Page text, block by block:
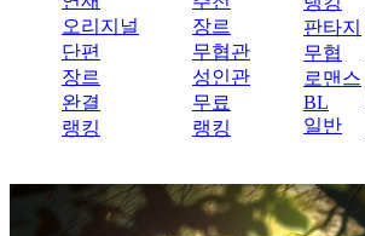
오리지널
단편
장르
완결
랭킹
장르
무협관
성인관
무료
랭킹
판타지
무협
로맨스
BL
일반